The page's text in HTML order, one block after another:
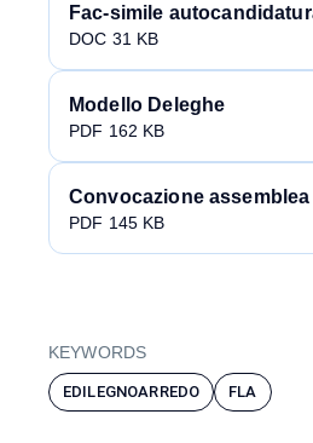
Fac-simile
DOC 31 KB
Modello Deleghe
PDF 162 KB
Convocazione
PDF 145 KB
KEYWORDS
EDILEGNOARREDO FLA